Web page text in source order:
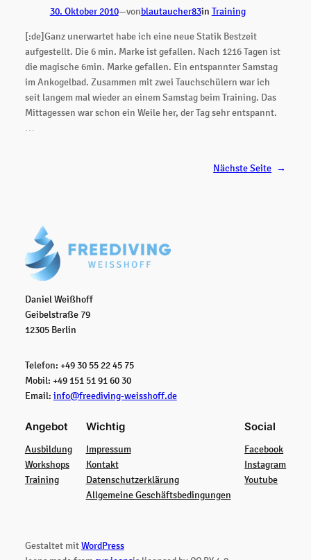
30. Oktober 2010—vonblautaucher83in Training
[:de]Ganz unerwartet habe ich eine neue Statik Bestzeit
aufgestellt. Die 6 min. Marke ist gefallen. Nach 1216 Tagen ist
die magische 6min. Marke gefallen. Ein entspannter Samstag
im Ankogelbad. Zusammen mit zwei Tauchschülern war ich
seit langem mal wieder an einem Samstag beim Training. Das
Mittagessen war schon ein Weile her, der Tag sehr entspannt.
…
Nächste Seite →
Daniel Weißhoff
Geibelstraße 79
12305 Berlin
Telefon: +49 30 55 22 45 75
Mobil: +49 151 51 91 60 30
Email: info@freediving-weisshoff.de
Angebot
Ausbildung
Workshops
Training
Wichtig
Impressum
Kontakt
Datenschutzerklärung
Allgemeine Geschäftsbedingungen
Social
Facebook
Instagram
Youtube
Gestaltet mitWordPress